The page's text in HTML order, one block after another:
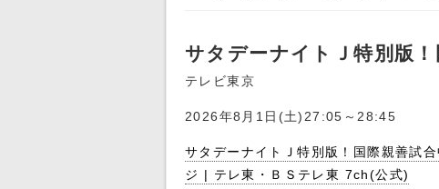
サタデーナイトＪ特別版
テレビ東京
2026年8月1日(土)27:05～28:45
サタデーナイトＪ特別版！国際親善試
ジ | テレ東・ＢＳテレ東 7ch(公式)